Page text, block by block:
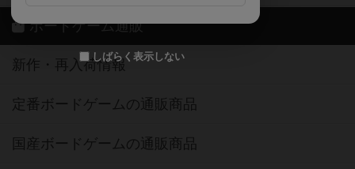
しばらく表示しない
ボードゲーム通販
新作・再入荷情報
定番ボードゲームの通販商品
国産ボードゲームの通販商品